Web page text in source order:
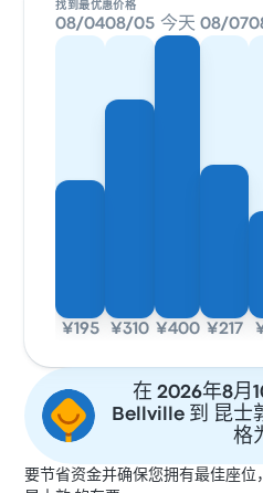
找到最优惠价格
08/04
¥195
08/05
¥310
今天
¥400
08/07
¥217
在 2026年8月
Bellville 到 昆士
格
要节省资金并确保您拥有最佳座位